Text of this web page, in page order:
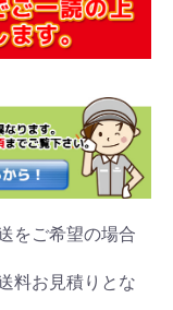
をご希望の場合
料お見積りとな